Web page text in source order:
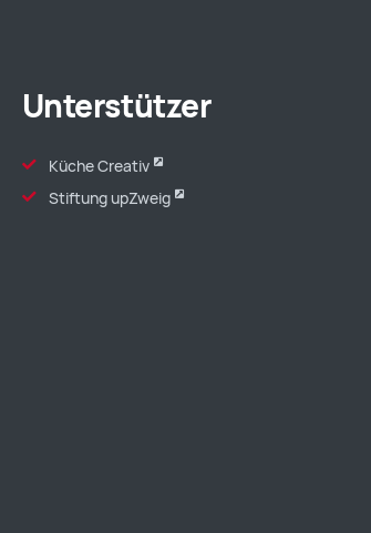
Unterstützer
Küche Creativ
Stiftung upZweig